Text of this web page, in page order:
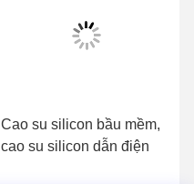
Cao su silicon bầu mềm,
cao su silicon dẫn điện